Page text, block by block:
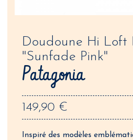
Doudoune Hi Loft
"Sunfade Pink"
Patagonia
149,90 €
Inspiré des modèles